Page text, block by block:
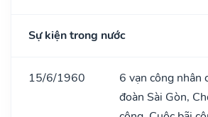
Sự kiện trong nước
15/6/1960
6 vạn công nhân
đoàn Sài Gòn,